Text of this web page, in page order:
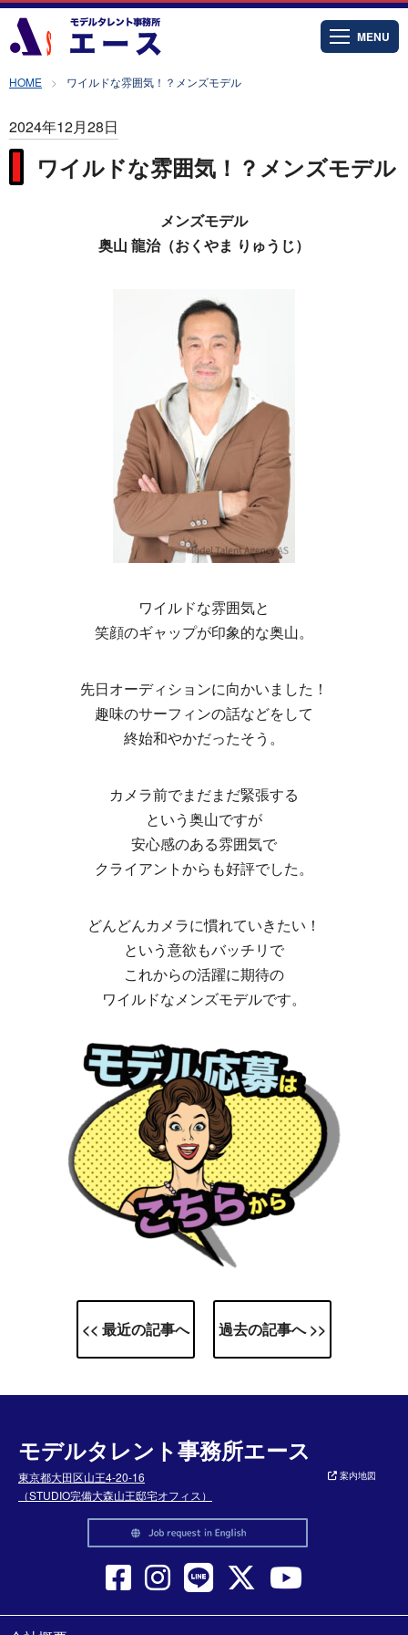
MENU
HOME ワイルドな雰囲気！？メンズモデル
2024年12月28日
ワイルドな雰囲気！？メンズモデル
メンズモデル
奥山 龍治（おくやま りゅうじ）
ワイルドな雰囲気と
笑顔のギャップが印象的な奥山。
先日オーディションに向かいました！
趣味のサーフィンの話などをして
終始和やかだったそう。
カメラ前でまだまだ緊張する
という奥山ですが
安心感のある雰囲気で
クライアントからも好評でした。
どんどんカメラに慣れていきたい！
という意欲もバッチリで
これからの活躍に期待の
ワイルドなメンズモデルです。
<< 最近の記事へ 過去の記事へ >>
モデルタレント事務所エース
東京都大田区山王4-20-16
（STUDIO完備大森山王邸宅オフィス）
案内地図